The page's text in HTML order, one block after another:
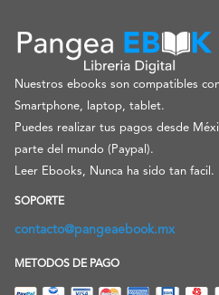
Nuestros ebooks son compatibles
Smartphone, laptop, tablet.
Puedes realizar tus pagos desde
parte del mundo (Paypal).
Leer Ebooks, Nunca ha sido tan facil.
SOPORTE
contacto@pangeaebook.mx
METODOS DE PAGO